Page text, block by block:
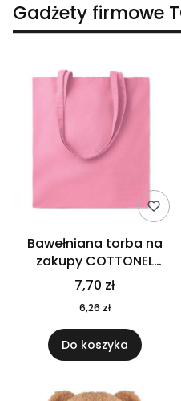
Gadżety firmowe
Bawełniana torba na
zakupy COTTONEL
COLOUR++ MO9846-11
7,70 zł
6,26 zł
Do koszyka